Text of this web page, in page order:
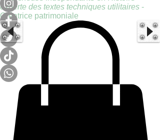
experte des textes techniques utilitaires -
Créatrice patrimoniale